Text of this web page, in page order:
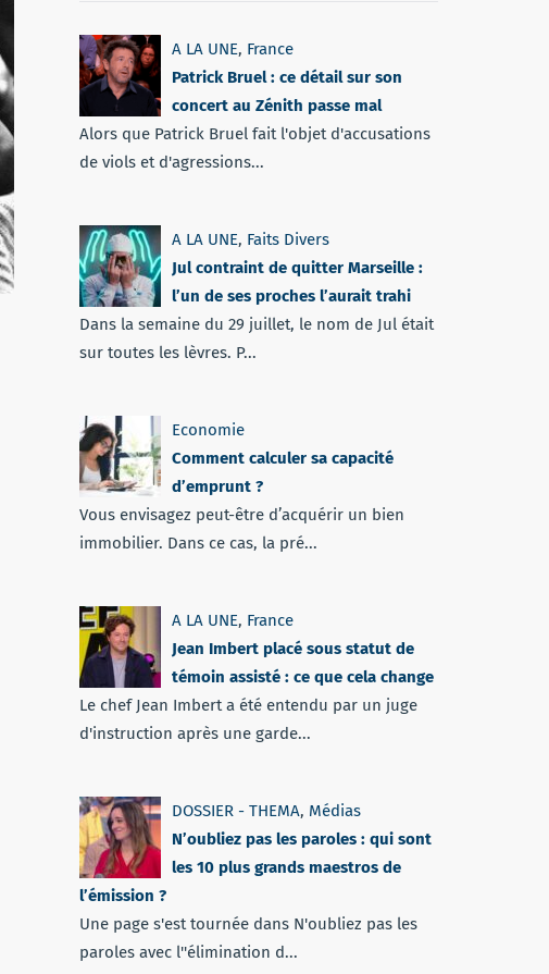
A LA UNE, France
Patrick Bruel : ce détail sur son
concert au Zénith passe mal
Alors que Patrick Bruel fait l'objet d'accusations
de viols et d'agressions...
A LA UNE, Faits Divers
Jul contraint de quitter Marseille :
l’un de ses proches l’aurait trahi
Dans la semaine du 29 juillet, le nom de Jul était
sur toutes les lèvres. P...
Economie
Comment calculer sa capacité
d’emprunt ?
Vous envisagez peut-être d’acquérir un bien
immobilier. Dans ce cas, la pré...
A LA UNE, France
Jean Imbert placé sous statut de
témoin assisté : ce que cela change
Le chef Jean Imbert a été entendu par un juge
d'instruction après une garde...
DOSSIER - THEMA, Médias
N’oubliez pas les paroles : qui sont
les 10 plus grands maestros de
l’émission ?
Une page s'est tournée dans N'oubliez pas les
paroles avec l''élimination d...